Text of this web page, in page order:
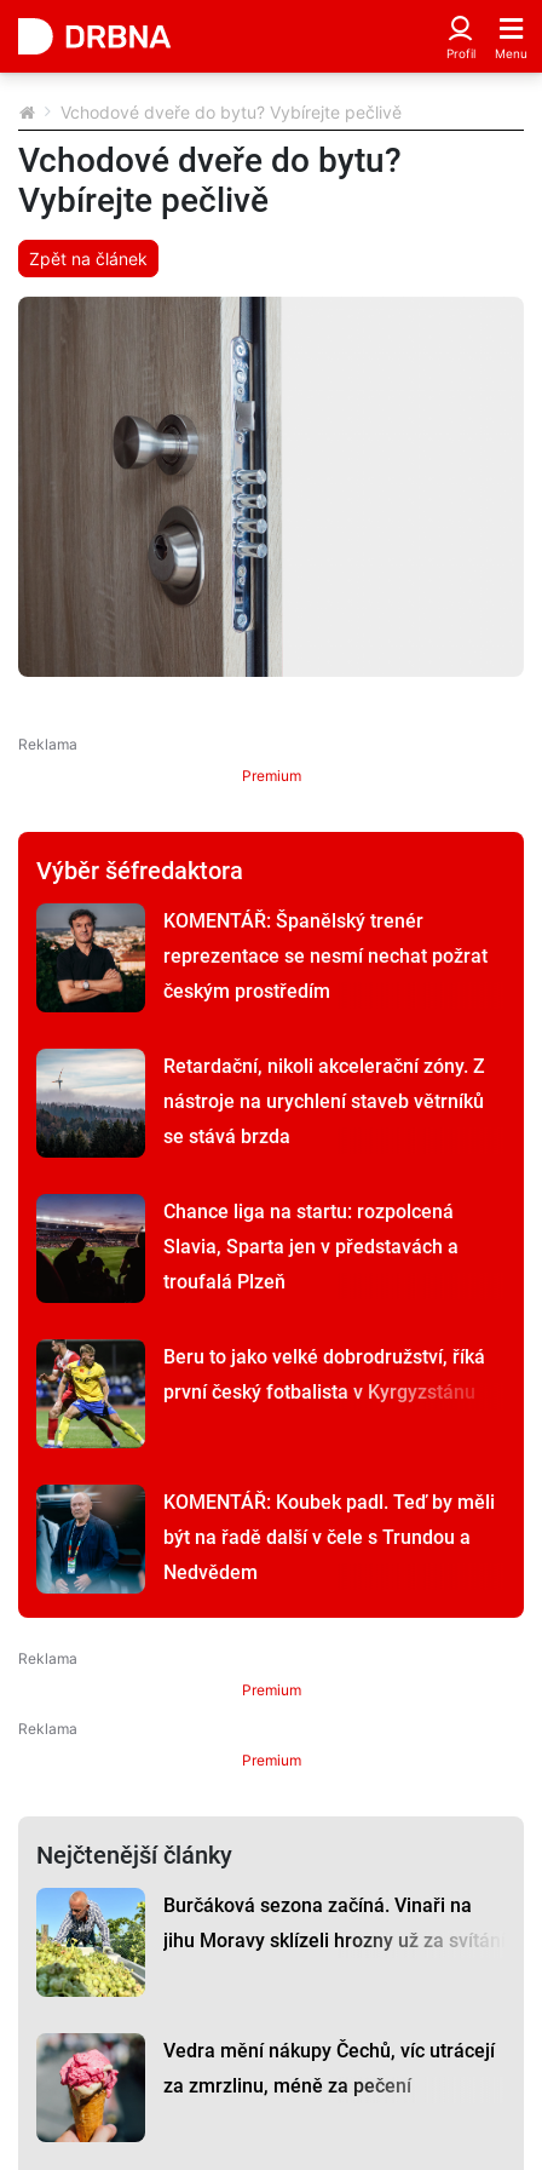
Vchodové dveře do bytu? Vybírejte pečlivě
Vchodové dveře do bytu?
Vybírejte pečlivě
Zpět na článek
Premium
Výběr šéfredaktora
KOMENTÁŘ: Španělský trenér
reprezentace se nesmí nechat požrat
českým prostředím
Retardační, nikoli akcelerační zóny. Z
nástroje na urychlení staveb větrníků
se stává brzda
Chance liga na startu: rozpolcená
Slavia, Sparta jen v představách a
troufalá Plzeň
Beru to jako velké dobrodružství, říká
první český fotbalista v Kyrgyzstánu
KOMENTÁŘ: Koubek padl. Teď by měli
být na řadě další v čele s Trundou a
Nedvědem
Premium
Premium
Nejčtenější články
Burčáková sezona začíná. Vinaři na
jihu Moravy sklízeli hrozny už za svítání
Vedra mění nákupy Čechů, víc utrácejí
za zmrzlinu, méně za pečení